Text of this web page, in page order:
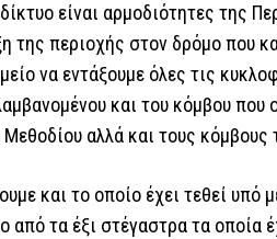
είναι αρμοδιότητες της
της περιοχής στον δρόμο που
να εντάξουμε όλες τις
και του κόμβου που
Μεθοδίου αλλά και τους
και το οποίο έχει τεθεί
τα έξι στέγαστρα τα οποία